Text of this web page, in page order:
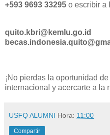
+593 9693 33295 o escribir a
quito.kbri@kemlu.go.id
¡No pierdas la oportunidad
internacional y acercarte a la
USFQ ALUMNI Hora: 11:00
Compartir